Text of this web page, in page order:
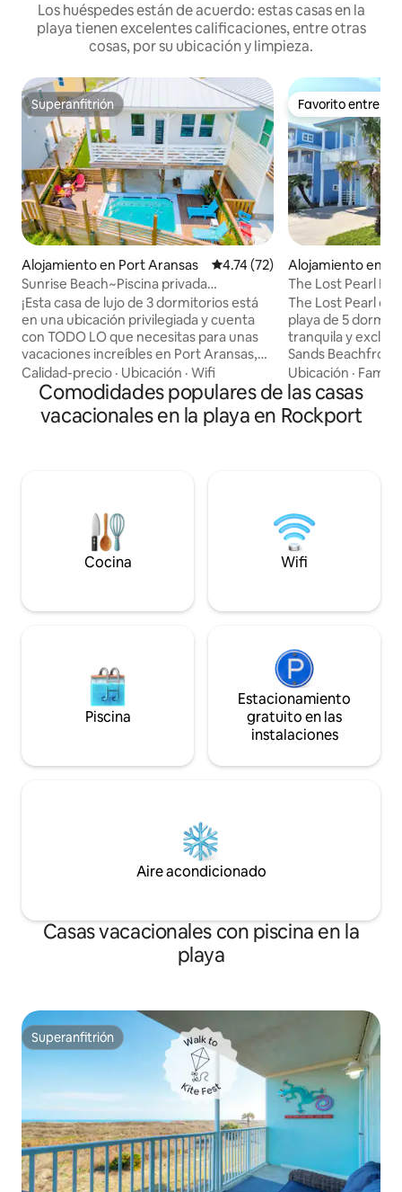
Los huéspedes están de acuerdo: estas casas en la
playa tienen excelentes calificaciones, entre otras
cosas, por su ubicación y limpieza.
Superanfitrión
Superanfitrión
Alojamiento en Port Aransas Calificación promedio: 4.74 de
4.74 (72)
Sunrise Beach~Piscina privada
climatizada~Juegos de arcade
¡Esta casa de lujo de 3 dormitorios está
en una ubicación privilegiada y cuenta
con TODO LO que necesitas para unas
vacaciones increíbles en Port Aransas,
Texas! *Piscina privada con toallas de
piscina incluidas * Acceso a la piscina
comunitaria. *Pasarela accesible para
carritos de golf (carrito NO incluido) *Sala
24 horas de anticipación para climatizar
la piscina). Tenga en cuenta que el
calefactor se controla mediante un
*Parrilla de propano *Totalmente s
Calidad-precio · Ubicación · Wifi
Favorito entre
Favorito entre
Alojamiento en
The Lost Pearl
5B/3.5, 14 plazas
The Lost Pearl es
playa de 5
tranquila y
Sands Beachfront en
acceso a la playa
través del paseo
comunidad, al
acceder en carrito de golf.
amigos y
descansar! ¿A qué estás esperando?
¡Reserva hoy y
Ubicación ·
Comodidades populares de las casas
vacacionales en la playa en Rockport
Cocina Wifi
Piscina
Estacionamiento
gratuito en las
instalaciones
Aire acondicionado
Casas vacacionales con piscina en la
playa
Superanfitrión
Superanfitrión